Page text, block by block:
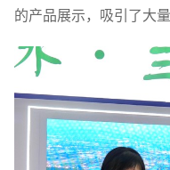
的产品展示，吸引了大